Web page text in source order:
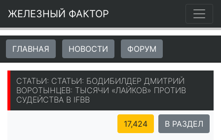
ЖЕЛЕЗНЫЙ ФАКТОР
ГЛАВНАЯ НОВОСТИ ФОРУМ
СТАТЬИ: СТАТЬИ: БОДИБИЛДЕР ДМИТРИЙ
ВОРОТЫНЦЕВ: ТЫСЯЧИ «ЛАЙКОВ» ПРОТИВ
СУДЕЙСТВА В IFBB
17,424 В РАЗДЕЛ